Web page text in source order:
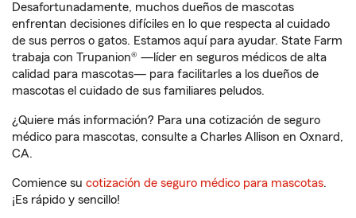
Desafortunadamente, muchos dueños de mascotas
enfrentan decisiones difíciles en lo que respecta al cuidado
de sus perros o gatos. Estamos aquí para ayudar. State Farm
trabaja con Trupanion® —líder en seguros médicos de alta
calidad para mascotas— para facilitarles a los dueños de
mascotas el cuidado de sus familiares peludos.
¿Quiere más información? Para una cotización de seguro
médico para mascotas, consulte a Charles Allison en Oxnard,
CA.
Comience su cotización de seguro médico para mascotas.
¡Es rápido y sencillo!